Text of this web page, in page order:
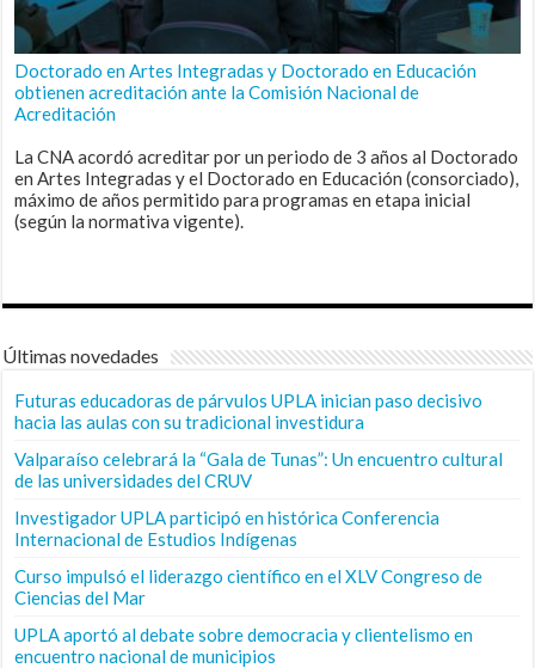
Doctorado en Artes Integradas y Doctorado en Educación
obtienen acreditación ante la Comisión Nacional de
Acreditación
La CNA acordó acreditar por un periodo de 3 años al Doctorado
en Artes Integradas y el Doctorado en Educación (consorciado),
máximo de años permitido para programas en etapa inicial
(según la normativa vigente).
Últimas novedades
Futuras educadoras de párvulos UPLA inician paso decisivo
hacia las aulas con su tradicional investidura
Valparaíso celebrará la “Gala de Tunas”: Un encuentro cultural
de las universidades del CRUV
Investigador UPLA participó en histórica Conferencia
Internacional de Estudios Indígenas
Curso impulsó el liderazgo científico en el XLV Congreso de
Ciencias del Mar
UPLA aportó al debate sobre democracia y clientelismo en
encuentro nacional de municipios